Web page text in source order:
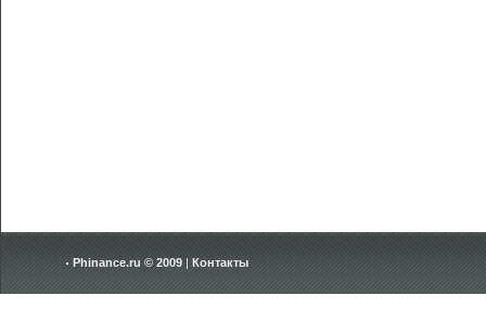
Phinance.ru © 2009 | Контакты